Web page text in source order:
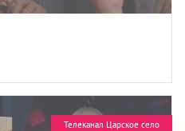
Телеканал Царское село